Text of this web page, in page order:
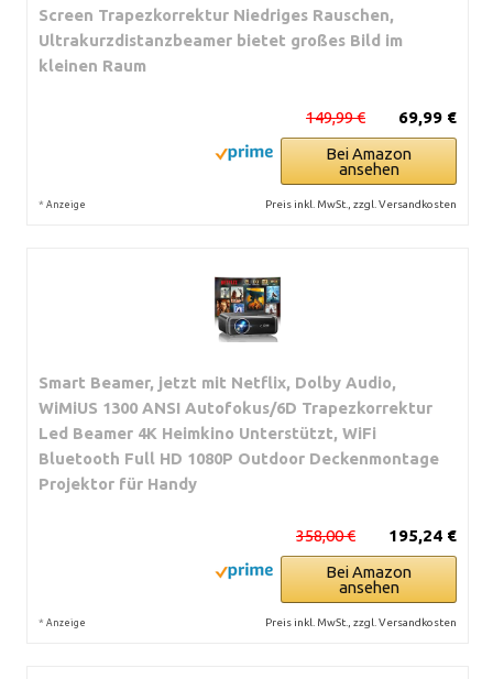
Screen Trapezkorrektur Niedriges Rauschen,
Ultrakurzdistanzbeamer bietet großes Bild im
kleinen Raum
69,99 €
149,99 €
Bei Amazon
ansehen
* Anzeige Preis inkl. MwSt., zzgl. Versandkosten
Smart Beamer, jetzt mit Netflix, Dolby Audio,
WiMiUS 1300 ANSI Autofokus/6D Trapezkorrektur
Led Beamer 4K Heimkino Unterstützt, WiFi
Bluetooth Full HD 1080P Outdoor Deckenmontage
Projektor für Handy
195,24 €
358,00 €
Bei Amazon
ansehen
* Anzeige Preis inkl. MwSt., zzgl. Versandkosten